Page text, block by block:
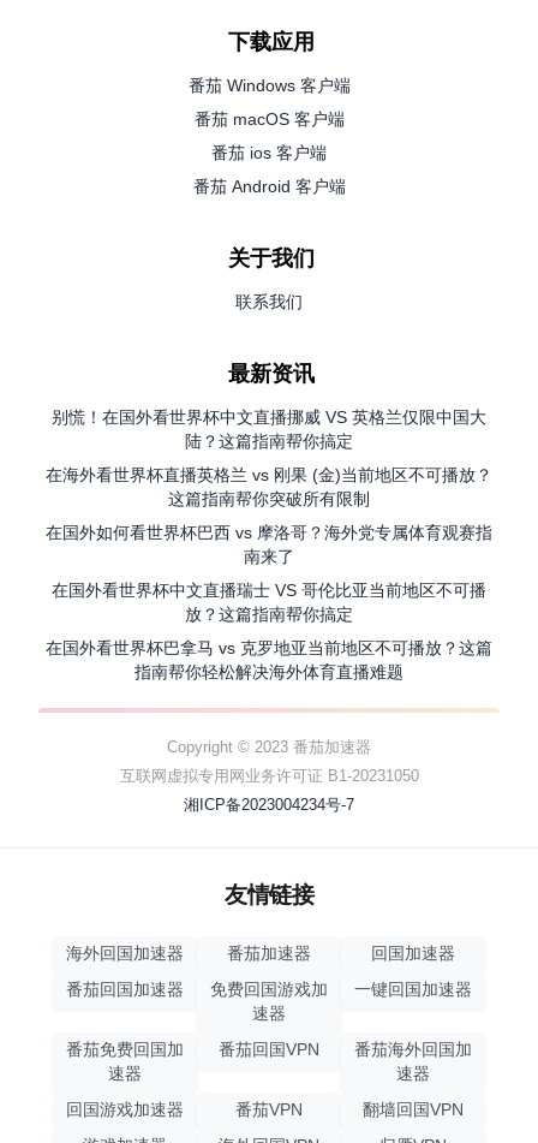
下载应用
番茄 Windows 客户端
番茄 macOS 客户端
番茄 ios 客户端
番茄 Android 客户端
关于我们
联系我们
最新资讯
别慌！在国外看世界杯中文直播挪威 VS 英格兰仅限中国大
陆？这篇指南帮你搞定
在海外看世界杯直播英格兰 vs 刚果 (金)当前地区不可播放？
这篇指南帮你突破所有限制
在国外如何看世界杯巴西 vs 摩洛哥？海外党专属体育观赛指
南来了
在国外看世界杯中文直播瑞士 VS 哥伦比亚当前地区不可播
放？这篇指南帮你搞定
在国外看世界杯巴拿马 vs 克罗地亚当前地区不可播放？这篇
指南帮你轻松解决海外体育直播难题
Copyright © 2023 番茄加速器
互联网虚拟专用网业务许可证 B1-20231050
湘ICP备2023004234号-7
友情链接
海外回国加速器 番茄加速器
回国加速器
番茄回国加速器
免费回国游戏加
速器
一键回国加速器
番茄免费回国加
速器
番茄回国VPN
番茄海外回国加
速器
回国游戏加速器
番茄VPN
翻墙回国VPN